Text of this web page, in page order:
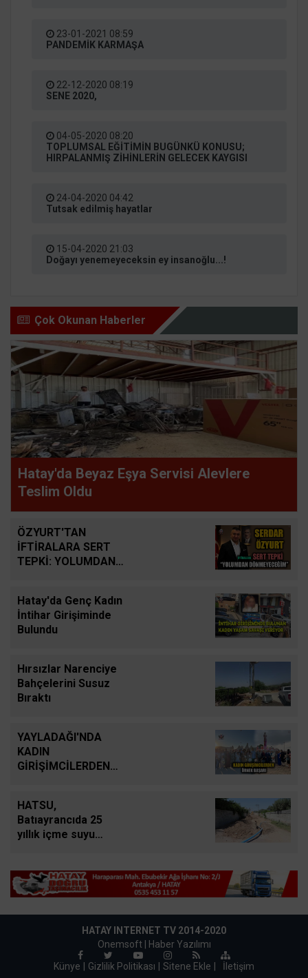
23-01-2021 08:59
PANDEMİK KARMAŞA
22-12-2020 08:19
SENE 2020,
04-05-2020 08:20
TOPLUMSAL EĞİTİMİN BUGÜNKÜ KONUSU;
HIRPALANMIŞ ZİHİNLERİN GELECEK KAYGISI
24-04-2020 04:42
Tutsak edilmiş hayatlar
15-04-2020 21:03
Doğayı yenemeyeceksin ey insanoğlu...!
Çok Okunan Haberler
Hatay'da Beyaz Eşya Servisi Alevlere
Teslim Oldu
ÖZYURT'TAN
İFTİRALARA SERT
TEPKİ: YOLUMDAN
Hatay'da Genç Kadın
İntihar Girişiminde
Bulundu
Hırsızlar Narenciye
Bahçelerini Susuz
Bıraktı
YAYLADAĞI'NDA
KADIN
GİRİŞİMCİLERDEN
HATSU,
Batıayrancıda 25
yıllık içme suyu
HATAY INTERNET TV 2014-2020
Onemsoft |
Haber Yazılımı
Künye
Gizlilik Politikası Sitene Ekle İletişim